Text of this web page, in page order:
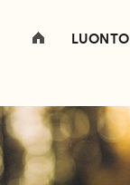
LUONTO